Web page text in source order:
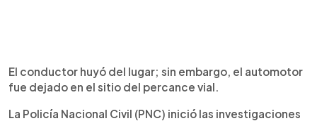
El conductor huyó del lugar; sin embargo, el automotor
fue dejado en el sitio del percance vial.
La Policía Nacional Civil (PNC) inició las investigaciones